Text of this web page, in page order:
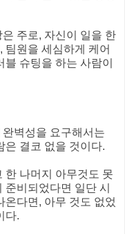
주로, 자신이 일을 한
팀원을 세심하게 케어
슈팅을 하는 사람이
벽성을 요구해서는
은 결코 없을 것이다.
한 나머지 아무것도 못
비되었다면 일단 시
온다면, 아무 것도 없었
다.